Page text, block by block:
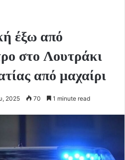
έξω από
στο Λουτράκι
από μαχαίρι
2025 70 1 minute read